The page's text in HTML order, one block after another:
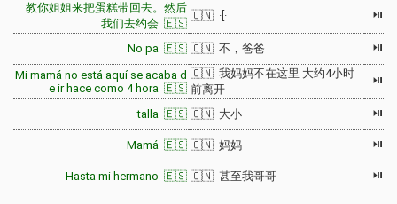
教你姐姐来把蛋糕带回去。然后
我们去约会 🇪🇸
🇨🇳 ·[· ⏯
No pa 🇪🇸 🇨🇳 不，爸爸 ⏯
Mi mamá no está aquí se acaba d
e ir hace como 4 hora 🇪🇸
🇨🇳 我妈妈不在这里 大约4小时
前离开
⏯
talla 🇪🇸 🇨🇳 大小 ⏯
Mamá 🇪🇸 🇨🇳 妈妈 ⏯
Hasta mi hermano 🇪🇸 🇨🇳 甚至我哥哥 ⏯